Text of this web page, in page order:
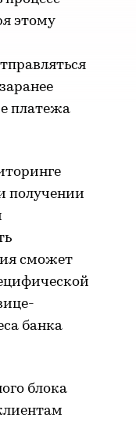
этому
платежа
получении
сможет
банка
блока